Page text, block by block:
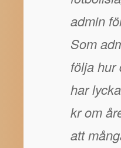
admin
Som
följa hur
har
kr om
att